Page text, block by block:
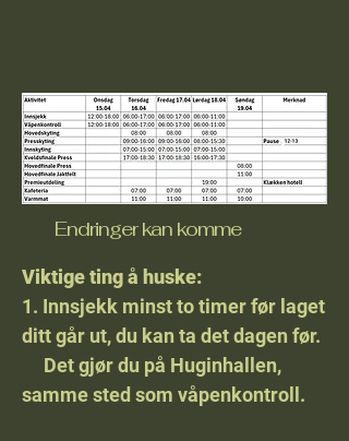
Endringer kan komme
Viktige ting å huske:
1. Innsjekk minst to timer før laget
ditt går ut, du kan ta det dagen før.
Det gjør du på Huginhallen,
samme sted som våpenkontroll.